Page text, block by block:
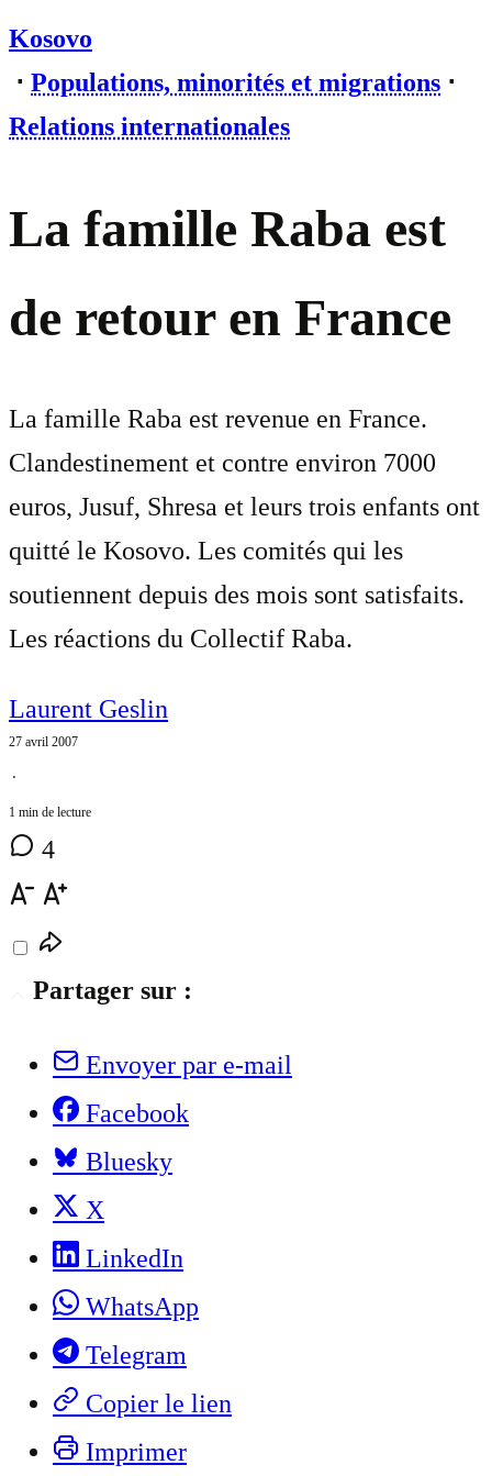
Kosovo
⋅ Populations, minorités et migrations ⋅
Relations internationales
La famille Raba est
de retour en France
La famille Raba est revenue en France.
Clandestinement et contre environ 7000
euros, Jusuf, Shresa et leurs trois enfants ont
quitté le Kosovo. Les comités qui les
soutiennent depuis des mois sont satisfaits.
Les réactions du Collectif Raba.
Laurent Geslin
27 avril 2007
⋅
1 min de lecture
4
Partager sur :
Envoyer par e-mail
Facebook
Bluesky
X
LinkedIn
WhatsApp
Telegram
Copier le lien
Imprimer